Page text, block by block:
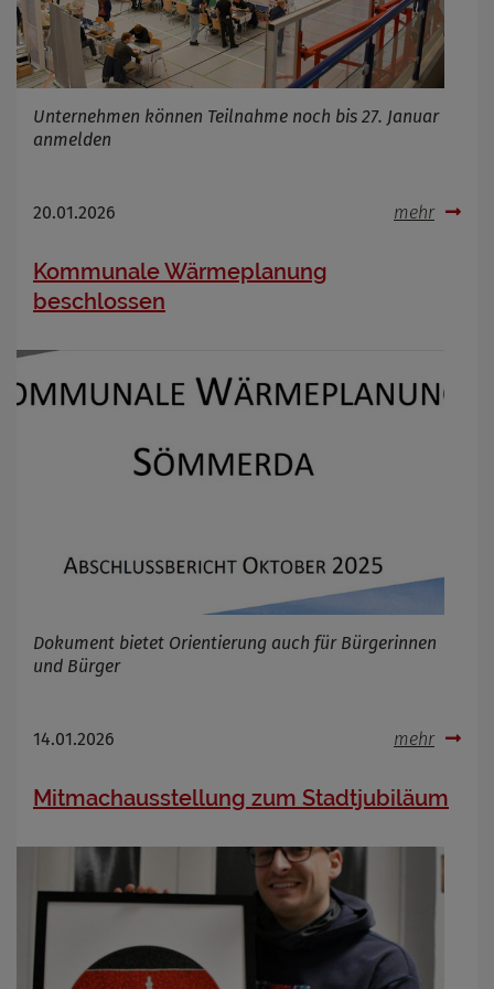
Unternehmen können Teilnahme noch bis 27. Januar
anmelden
20.01.2026 mehr
Kommunale Wärmeplanung
beschlossen
Dokument bietet Orientierung auch für Bürgerinnen
und Bürger
14.01.2026 mehr
Mitmachausstellung zum Stadtjubiläum
Name
Cookies die bei der Verwendung von
Anbieter
Zweck
Infos schließen